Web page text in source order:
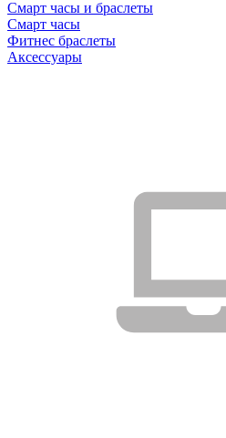
Смарт часы и браслеты
Смарт часы
Фитнес браслеты
Аксессуары